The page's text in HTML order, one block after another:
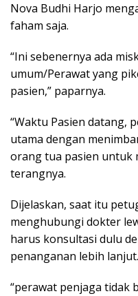
Nova Budhi Harjo
faham saja.
“Ini sebenernya ada
umum/Perawat yang
pasien,” paparnya.
“Waktu Pasien datang,
utama dengan
orang tua pasien untuk
terangnya.
Dijelaskan, saat itu
menghubungi dokter
harus konsultasi dulu
penanganan lebih lanjut.
“perawat penjaga tidak